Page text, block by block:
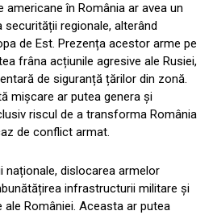
americane în România ar avea un
regionale, alterând
de Est. Prezența acestor arme pe
frâna acțiunile agresive ale Rusiei,
de siguranță țărilor din zonă.
mișcare ar putea genera și
riscul de a transforma România
de conflict armat.
naționale, dislocarea armelor
infrastructurii militare și
României. Aceasta ar putea